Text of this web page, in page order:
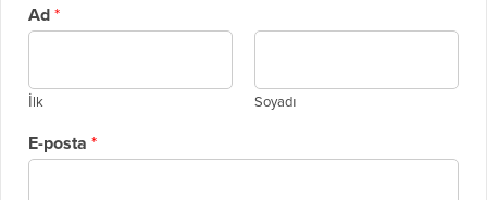
Ad*
İlk Soyadı
E-posta *